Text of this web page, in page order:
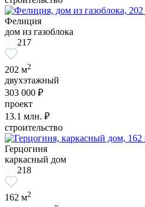
Фелиция
дом из газоблока
217
202 м2
двухэтажный
303 000 ₽
проект
13.1 млн. ₽
строительство
Герцогиня
каркасный дом
218
162 м2